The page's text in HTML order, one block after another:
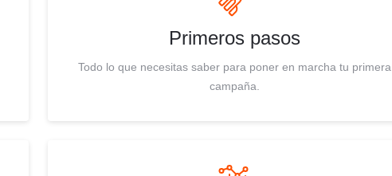
Primeros pasos
Todo lo que necesitas saber para poner en marcha tu primera
campaña.